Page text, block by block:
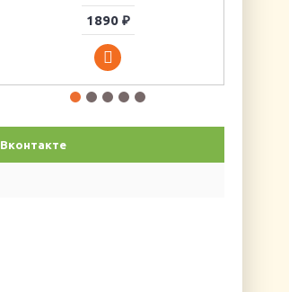
1890 ₽
Вконтакте